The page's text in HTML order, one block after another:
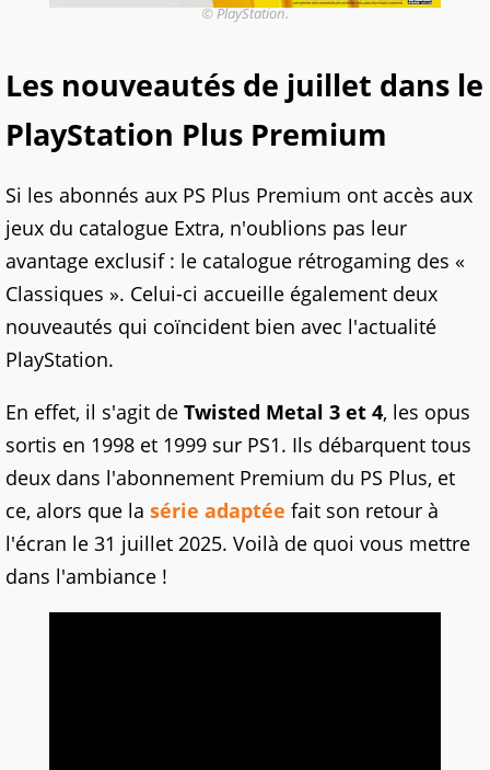
© PlayStation.
Les nouveautés de juillet dans le
PlayStation Plus Premium
Si les abonnés aux PS Plus Premium ont accès aux
jeux du catalogue Extra, n'oublions pas leur
avantage exclusif : le catalogue rétrogaming des «
Classiques ». Celui-ci accueille également deux
nouveautés qui coïncident bien avec l'actualité
PlayStation.
En effet, il s'agit de Twisted Metal 3 et 4, les opus
sortis en 1998 et 1999 sur PS1. Ils débarquent tous
deux dans l'abonnement Premium du PS Plus, et
ce, alors que la série adaptée fait son retour à
l'écran le 31 juillet 2025. Voilà de quoi vous mettre
dans l'ambiance !